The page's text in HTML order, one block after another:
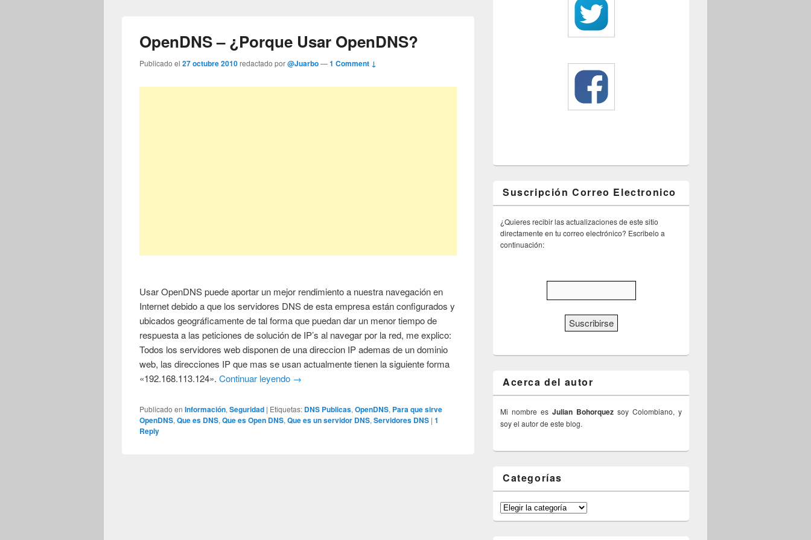
OpenDNS – ¿Porque Usar OpenDNS?
Publicado el27 octubre 2010redactado por@Juarbo—1 Comment ↓
Usar OpenDNS puede aportar un mejor rendimiento a nuestra navegación en
Internet debido a que los servidores DNS de esta empresa están configurados y
ubicados geográficamente de tal forma que puedan dar un menor tiempo de
respuesta a las peticiones de solución de IP’s al navegar por la red, me explico:
Todos los servidores web disponen de una direccion IP ademas de un dominio
web, las direcciones IP que mas se usan actualmente tienen la siguiente forma
«192.168.113.124».Continuar leyendo →
Publicado en Información,Seguridad | Etiquetas: DNS Publicas,OpenDNS, Para que sirve
OpenDNS,Que es DNS,Que es Open DNS,Que es un servidor DNS,Servidores DNS |1
Reply
Suscripción Correo Electronico
¿Quieres recibir las actualizaciones de este sitio
directamente en tu correo electrónico? Escribelo a
continuación:
Acerca del autor
Mi nombre es Julian Bohorquez soy Colombiano, y
soy el autor de este blog.
Categorías
Categorías